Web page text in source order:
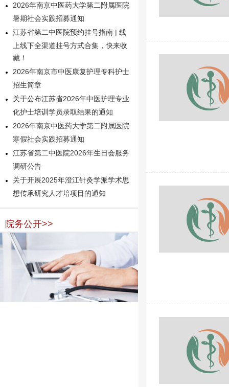
2026年南京中医药大学第二附属医院
暑期社会实践招募通知
江苏省第二中医院预约挂号指南 | 线
上线下全渠道挂号方式合集，快来收
藏！
2026年南京市中医康复护理专科护士
招生简章
关于公布江苏省2026年中医护理专业
化护士培训学员录取结果的通知
2026年南京中医药大学第二附属医院
寒假社会实践招募通知
江苏省第二中医院2026年生日会服务
调研公告
关于开展2025年澄江针灸学派学术思
想传承研究人才培项目的通知
院务公开>>